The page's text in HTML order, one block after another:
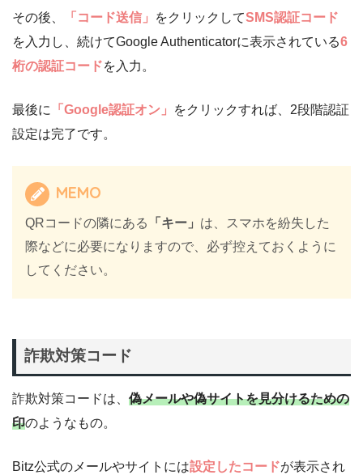
その後、 「コード送信」 をクリックしてSMS認証コード
を入力し、続けてGoogle Authenticatorに表示されている6
桁の認証コードを入力。
最後に 「Google認証オン」
をクリックすれば、2段階認証
設定は完了です。
MEMO
QRコードの隣にある 「キー」 は、スマホを紛失した
際などに必要になりますので、必ず控えておくように
してください。
詐欺対策コード
詐欺対策コードは、 偽メールや偽サイトを見分けるための
印のようなもの。
Bitz公式のメールやサイトには設定したコードが表示され